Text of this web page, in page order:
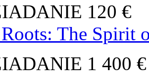
120 €
The Spirit
1 400 €